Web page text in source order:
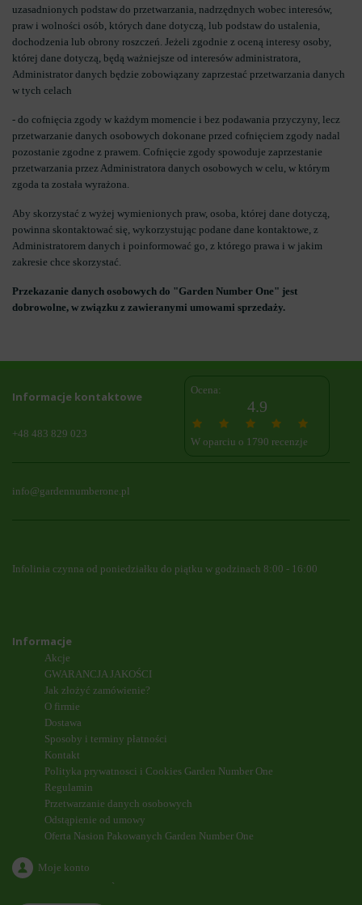
uzasadnionych podstaw do przetwarzania, nadrzędnych wobec interesów,
praw i wolności osób, których dane dotyczą, lub podstaw do ustalenia,
dochodzenia lub obrony roszczeń. Jeżeli zgodnie z oceną interesy osoby,
której dane dotyczą, będą ważniejsze od interesów administratora,
Administrator danych będzie zobowiązany zaprzestać przetwarzania danych
w tych celach
- do cofnięcia zgody w każdym momencie i bez podawania przyczyny, lecz
przetwarzanie danych osobowych dokonane przed cofnięciem zgody nadal
pozostanie zgodne z prawem. Cofnięcie zgody spowoduje zaprzestanie
przetwarzania przez Administratora danych osobowych w celu, w którym
zgoda ta została wyrażona.
Aby skorzystać z wyżej wymienionych praw, osoba, której dane dotyczą,
powinna skontaktować się, wykorzystując podane dane kontaktowe, z
Administratorem danych i poinformować go, z którego prawa i w jakim
zakresie chce skorzystać.
Przekazanie danych osobowych do "Garden Number One" jest
dobrowolne, w związku z zawieranymi umowami sprzedaży.
Informacje kontaktowe
+48 483 829 023
Ocena:
4.9
W oparciu o 1790 recenzje
info@gardennumberone.pl
Infolinia czynna od poniedziałku do piątku w godzinach 8:00 - 16:00
Informacje
Akcje
GWARANCJA JAKOŚCI
Jak złożyć zamówienie?
O firmie
Dostawa
Sposoby i terminy płatności
Kontakt
Polityka prywatnosci i Cookies Garden Number One
Regulamin
Przetwarzanie danych osobowych
Odstąpienie od umowy
Oferta Nasion Pakowanych Garden Number One
Moje konto
`